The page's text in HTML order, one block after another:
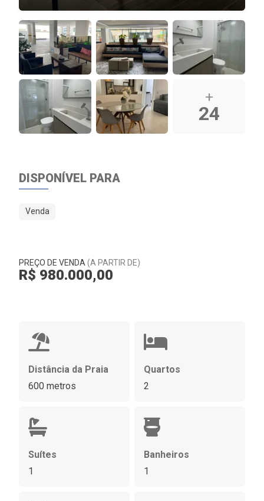
+
24
DISPONÍVEL PARA
Venda
PREÇO DE VENDA (A PARTIR DE)
R$ 980.000,00
Distância da Praia
600 metros
Quartos
2
Suítes
1
Banheiros
1